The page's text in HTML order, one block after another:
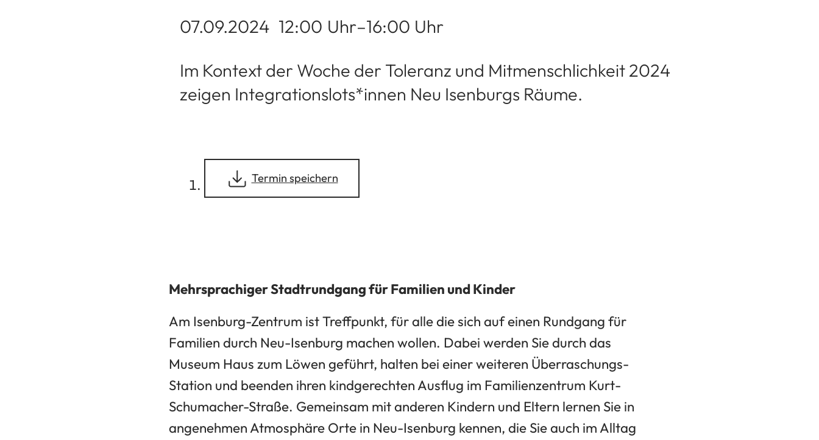
07.09.2024 12:00 Uhr–16:00 Uhr
Im Kontext der Woche der Toleranz und Mitmenschlichkeit 2024
zeigen Integrationslots*innen Neu Isenburgs Räume.
Termin speichern
(Öffnet
in
Mehrsprachiger Stadtrundgang für Familien und Kinder
Am Isenburg-Zentrum ist Treffpunkt, für alle die sich auf einen Rundgang für
Familien durch Neu-Isenburg machen wollen. Dabei werden Sie durch das
Museum Haus zum Löwen geführt, halten bei einer weiteren Überraschungs-
Station und beenden ihren kindgerechten Ausflug im Familienzentrum Kurt-
Schumacher-Straße. Gemeinsam mit anderen Kindern und Eltern lernen Sie in
angenehmen Atmosphäre Orte in Neu-Isenburg kennen, die Sie auch im Alltag